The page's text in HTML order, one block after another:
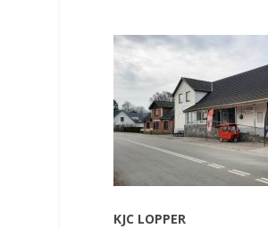
KJC LOPPER